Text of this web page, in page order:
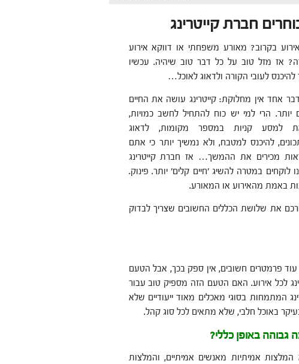
חברת קייטרינג
בקרוב? מאורע משפחתי או דווקא אירוע
אז מזל טוב על כל דבר טוב שיהיה. עכשיו
להיכנס לעובי הקורה ולדאוג לאוכל…
אחד אין מחלוקת: קייטרינג עושה את החיים
יותר. הרי למי יש כוח להתחיל לחשב כמויות,
למסע קניות במספר מקומות, לדאוג
להיכנס למטבח, ולא נמשיך יותר כי אתם
מכירים את ההמשך… אז חברת קייטרינג
לוקחים במטרה להשיג ׳חיים קלים׳ יותר. פינוק.
באמת מהאירוע או המאורע.
את שלושת הכללים החשובים שצריך לבדוק
עוד פרמטרים חשובים, אין ספק בכך, אבל הטעם
לכל אירוע. האם הטעם הזה מספיק טוב עבור
המתמחות בסוגי מאכלים מאוד ייעודיים שלא
באוכל חלבי, שלא מתאים לכל סוג קהל.
גבוהה באופן כללי?
אמיתיות מאנשים אמיתיים, והמלצות